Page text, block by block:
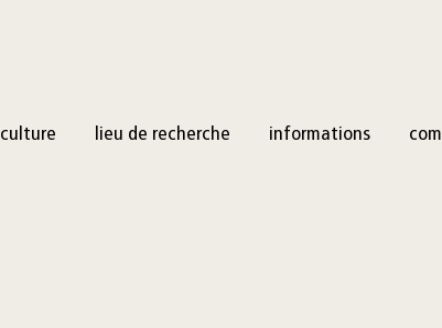
culture lieu de recherche informations